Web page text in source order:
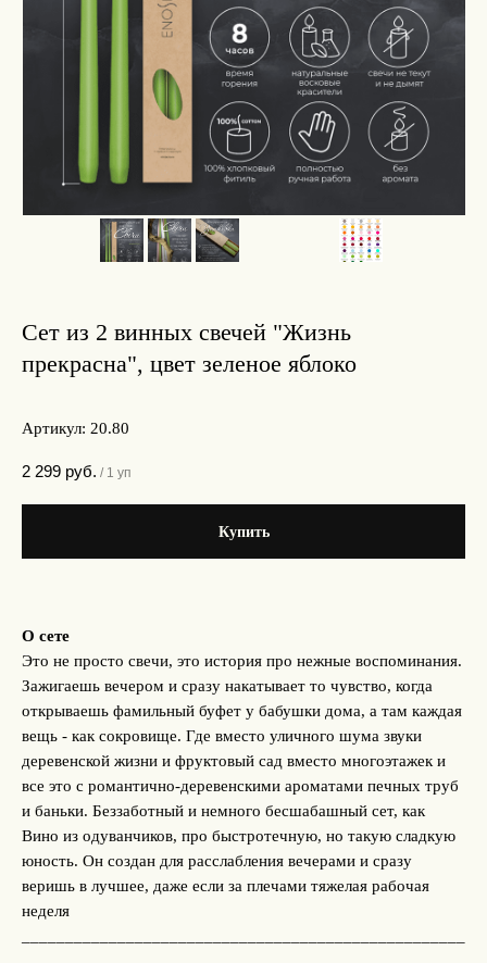
Сет из 2 винных свечей "Жизнь
прекрасна", цвет зеленое яблоко
Артикул: 20.80
2 299 руб. / 1 уп
Купить
О сете
Это не просто свечи, это история про нежные воспоминания.
Зажигаешь вечером и сразу накатывает то чувство, когда
открываешь фамильный буфет у бабушки дома, а там каждая
вещь - как сокровище. Где вместо уличного шума звуки
деревенской жизни и фруктовый сад вместо многоэтажек и
все это с романтично-деревенскими ароматами печных труб
и баньки. Беззаботный и немного бесшабашный сет, как
Вино из одуванчиков, про быстротечную, но такую сладкую
юность. Он создан для расслабления вечерами и сразу
веришь в лучшее, даже если за плечами тяжелая рабочая
неделя